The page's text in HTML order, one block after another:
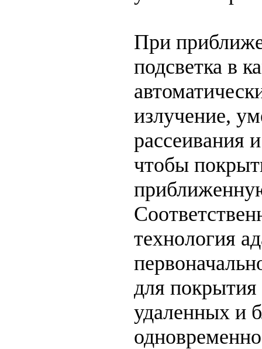
При
подсветка в
излучение,
рассеивания
чтобы
технология
для
удаленных и